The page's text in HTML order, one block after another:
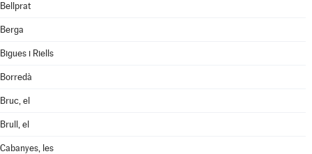
Bellprat
Berga
Bigues i Riells
Borredà
Bruc, el
Brull, el
Cabanyes, les